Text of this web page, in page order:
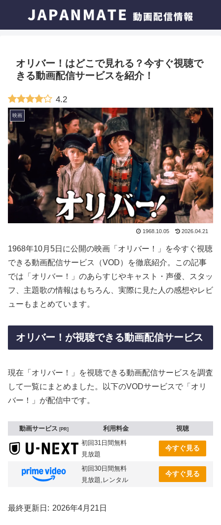
オリバー！はどこで見れる？今すぐ視聴で
きる動画配信サービスを紹介！
4.2
映画
1968.10.05 2026.04.21
1968年10月5日に公開の映画「オリバー！」を今すぐ視聴
できる動画配信サービス（VOD）を徹底紹介。この記事
では「オリバー！」のあらすじやキャスト・声優、スタッ
フ、主題歌の情報はもちろん、実際に見た人の感想やレビ
ューもまとめています。
オリバー！が視聴できる動画配信サービス
現在「オリバー！」を視聴できる動画配信サービスを調査
して一覧にまとめました。以下のVODサービスで「オリ
バー！」が配信中です。
動画サービス PR 利用料金
視聴
初回31日間無料
見放題
今すぐ見る
初回30日間無料
見放題,レンタル
今すぐ見る
最終更新日 2026年4月21日